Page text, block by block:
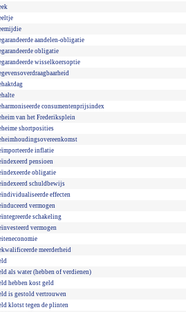
aandelen-obligatie
obligatie
wisselkoersoptie
consumentenprijsindex
van het Frederiksplein
shortposities
inflatie
pensioen
obligatie
schuldbewijs
effecten
vermogen
schakeling
vermogen
meerderheid
als water (hebben of verdienen)
hebben kost geld
is gestold vertrouwen
klotst tegen de plinten